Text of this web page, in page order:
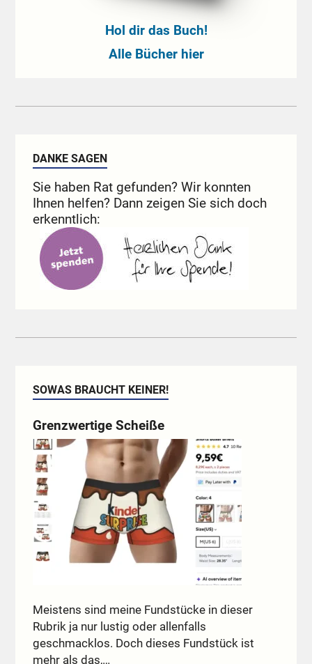
Hol dir das Buch!
Alle Bücher hier
DANKE SAGEN
Sie haben Rat gefunden? Wir konnten
Ihnen helfen? Dann zeigen Sie sich doch
erkenntlich:
SOWAS BRAUCHT KEINER!
Grenzwertige Scheiße
Meistens sind meine Fundstücke in dieser
Rubrik ja nur lustig oder allenfalls
geschmacklos. Doch dieses Fundstück ist
mehr als das,…